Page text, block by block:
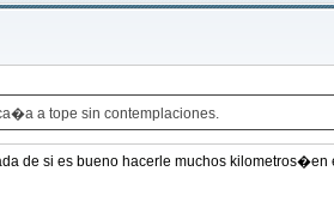
a tope sin contemplaciones.
de si es bueno hacerle muchos